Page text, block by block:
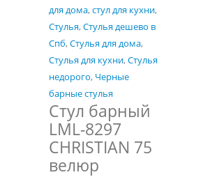
для дома,стул для кухни,
Стулья,Стулья дешево в
Спб,Стулья для дома,
Стулья для кухни,Стулья
недорого, Черные
барные стулья
Стул барный
LML-8297
CHRISTIAN 75
велюр